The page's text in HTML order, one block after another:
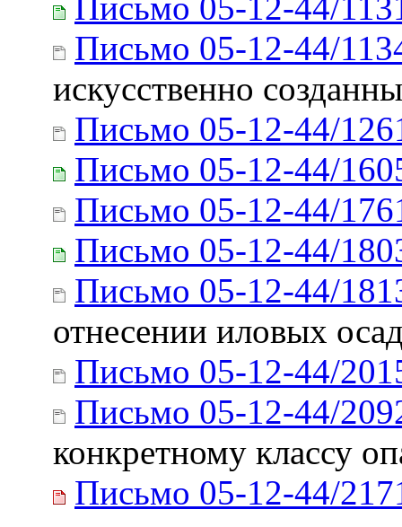
Письмо 05-12-44/
искусственно
Письмо 05-12-44/
Письмо 05-12-44/
Письмо 05-12-44/
Письмо 05-12-44/
Письмо 05-12-44/
отнесении иловых
Письмо 05-12-44/
Письмо 05-12-44/
конкретному классу
Письмо 05-12-44/